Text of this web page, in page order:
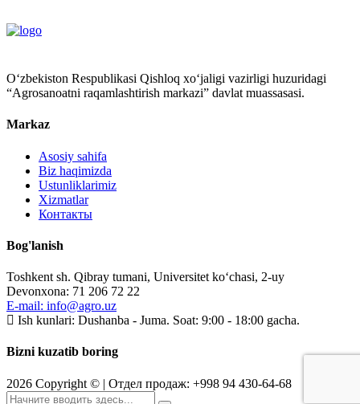
O‘zbekiston Respublikasi Qishloq xo‘jaligi vazirligi huzuridagi
“Agrosanoatni raqamlashtirish markazi” davlat muassasasi.
Markaz
Asosiy sahifa
Biz haqimizda
Ustunliklarimiz
Xizmatlar
Контакты
Bog'lanish
Toshkent sh. Qibray tumani, Universitet ko‘chasi, 2-uy
Devonxona: 71 206 72 22
E-mail: info@agro.uz
Ish kunlari: Dushanba - Juma. Soat: 9:00 - 18:00 gacha.
Bizni kuzatib boring
2026 Copyright © | Отдел продаж: +998 94 430-64-68